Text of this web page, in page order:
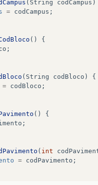
( String codCampus )
= codCampus ;
()
{
;
( String codBloco )
{
= codBloco ;
()
{
;
( int
= codPavimento ;